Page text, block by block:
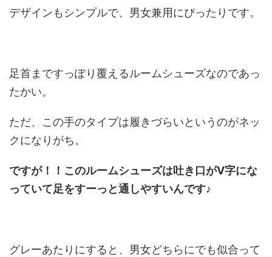
デザインもシンプルで、男女兼用にぴったりです。
足首まですっぽり覆えるルームシューズなのであっ
たかい。
ただ、この手のタイプは履きづらいというのがネッ
クになりがち。
ですが！！このルームシューズは吐き口がV字にな
っていて足をすーっと通しやすいんです♪
グレーあたりにすると、男女どちらにでも似合って